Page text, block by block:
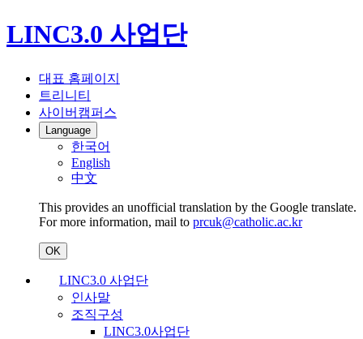
LINC3.0 사업단
대표 홈페이지
트리니티
사이버캠퍼스
Language
한국어
English
中文
This provides an unofficial translation by the Google translate.
For more information, mail to prcuk@catholic.ac.kr
OK
LINC3.0 사업단
인사말
조직구성
LINC3.0사업단